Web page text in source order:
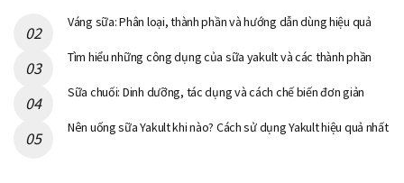
Váng sữa: Phân loại, thành phần và hướng dẫn dùng hiệu quả
Tìm hiểu những công dụng của sữa yakult và các thành phần
Sữa chuối: Dinh dưỡng, tác dụng và cách chế biến đơn giản
Nên uống sữa Yakult khi nào? Cách sử dụng Yakult hiệu quả nhất